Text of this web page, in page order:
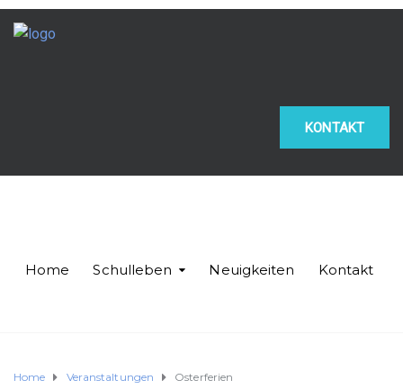
KONTAKT
Home Schulleben Neuigkeiten Kontakt
Home Veranstaltungen Osterferien